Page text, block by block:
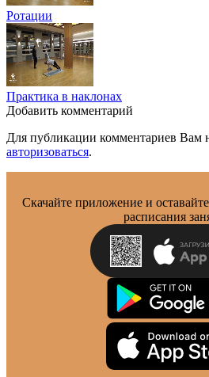
Ротации
Практика в наклонах
Добавить комментарий
Для публикации комментариев Вам
авторизоваться.
Скачайте приложение и
расписания